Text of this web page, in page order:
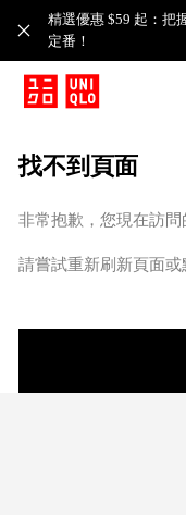
精選優惠 $59 起：把
定番！​
找不到頁面
非常抱歉，您現在訪
請嘗試重新刷新頁面